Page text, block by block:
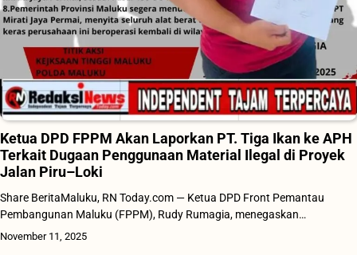
Ketua DPD FPPM Akan Laporkan PT. Tiga Ikan ke APH
Terkait Dugaan Penggunaan Material Ilegal di Proyek
Jalan Piru–Loki
Share BeritaMaluku, RN Today.com — Ketua DPD Front Pemantau
Pembangunan Maluku (FPPM), Rudy Rumagia, menegaskan…
November 11, 2025